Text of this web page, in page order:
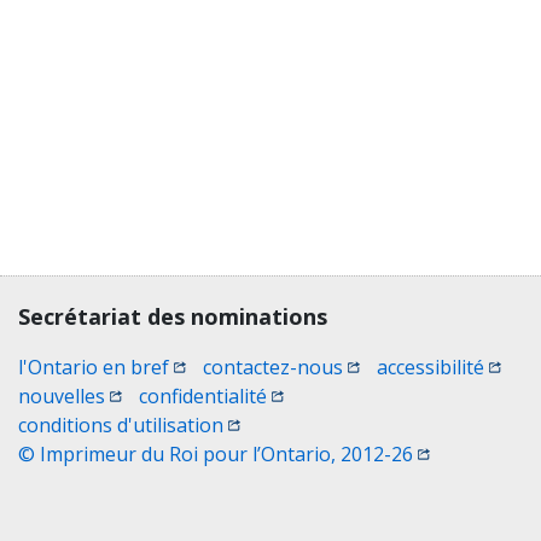
Contact, terms, legal information
Secrétariat des nominations
l'Ontario en bref(Ouvrir une nouvelle fenêtre)
contactez-nous (Ouvrir une nouvelle
accessibilité
nouvelles (Ouvrir une nouvelle fenêtre)
confidentialité (Ouvrir une nouvelle fenêtre)
conditions d'utilisation (Ouvrir une nouvelle fenêtre)
© Imprimeur du Roi pour l’Ontario, 2012-26 (Ouvrir une